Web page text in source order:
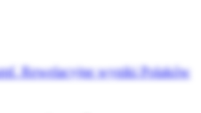
Rewelacyjne wyniki Polaków